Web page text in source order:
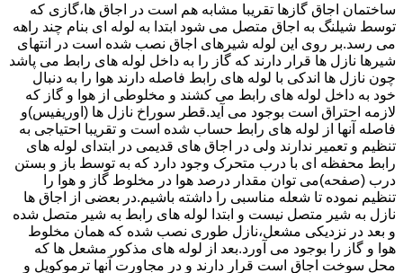
ساختمان اجاق گازها تقریبا مشابه هم است در اجاق ها،گازی که
توسط شیلنگ به اجاق متصل می شود ابتدا به لوله ای بنام چند راهه
می رسد.بر روی این لوله شیرهای اجاق نصب شده است در انتهای
شیرها نازل ها قرار دارند که گاز را به داخل لوله های رابط می پاشد
چون نازل ها اندکی با لوله های رابط فاصله دارند هوا را به دنبال
خود به داخل لوله های رابط می کشند و مخلوطی از هوا و گاز که
لازمه احتراق است بوجود می آید.قطر سوراخ نازل ها (اوریفیس)و
فاصله آنها از لوله های رابط حساب شده است و تقریبا احتیاجی به
تنظیم و تعمیر ندارند ولی در اجاق های قدیمی در ابتدای لوله های
رابط محفظه ای با درب متحرک وجود دارد که به توسط باز و بستن
درب (صفحه)می توان مقدار درصد هوا در مخلوط گاز و هوا را
تنظیم نموده تا شعله مناسبی را داشته باشیم.در بعضی از اجاق ها
نازل به شیر متصل نیست و ابتدا لوله های رابط به شیر متصل شده
و بعد در نزدیکی مشعل،نازل طوری نصب شده که همان مخلوط
هوا و گاز را بوجود می آورد.بعد از لوله های مذکور مشعل ها که
محل سوخت اجاق است قرار دارند و در مجاورت آنها ترموکوپل و